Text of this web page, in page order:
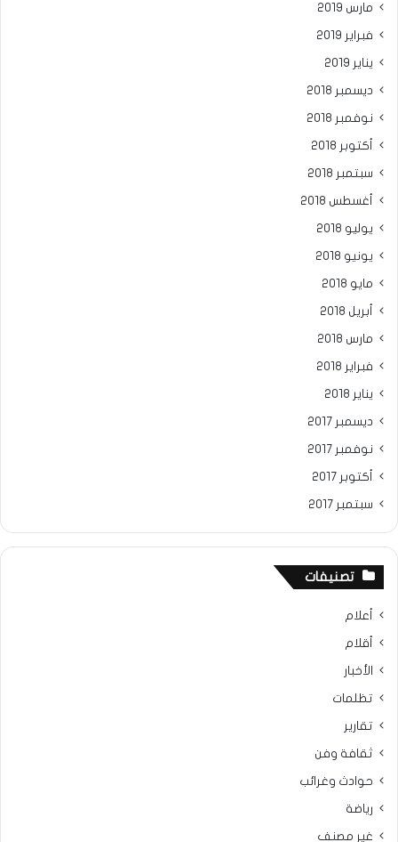
مارس 2019
فبراير 2019
يناير 2019
ديسمبر 2018
نوفمبر 2018
أكتوبر 2018
سبتمبر 2018
أغسطس 2018
يوليو 2018
يونيو 2018
مايو 2018
أبريل 2018
مارس 2018
فبراير 2018
يناير 2018
ديسمبر 2017
نوفمبر 2017
أكتوبر 2017
سبتمبر 2017
تصنيفات
أعلام
أقلام
الأخبار
تظلمات
تقارير
ثقافة وفن
حوادث وغرائب
رياضة
غير مصنف